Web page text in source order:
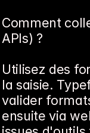
Comment
APIs) ?
Utilisez des
la saisie.
valider
ensuite via